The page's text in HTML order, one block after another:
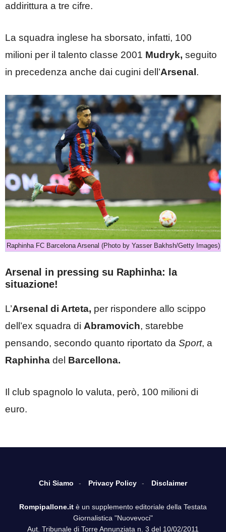
addirittura a tre cifre.
La squadra inglese ha sborsato, infatti, 100
milioni per il talento classe 2001 Mudryk, seguito
in precedenza anche dai cugini dell’Arsenal.
Raphinha FC Barcelona Arsenal (Photo by Yasser Bakhsh/Getty Images)
Arsenal in pressing su Raphinha: la
situazione!
L’Arsenal di Arteta, per rispondere allo scippo
dell’ex squadra di Abramovich, starebbe
pensando, secondo quanto riportato da Sport, a
Raphinha del Barcellona.
Il club spagnolo lo valuta, però, 100 milioni di
euro.
Chi Siamo Privacy Policy Disclaimer
Rompipallone.it è un supplemento editoriale della Testata
Giornalistica "Nuovevoci"
Aut. Tribunale di Torre Annunziata n. 3 del 10/02/2011